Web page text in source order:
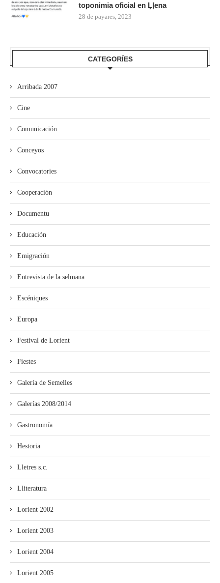
toponimia oficial en Ḷḷena
28 de payares, 2023
CATEGORÍES
Arribada 2007
Cine
Comunicación
Conceyos
Convocatories
Cooperación
Documentu
Educación
Emigración
Entrevista de la selmana
Escéniques
Europa
Festival de Lorient
Fiestes
Galería de Semelles
Galerías 2008/2014
Gastronomía
Hestoria
Lletres s.c.
Lliteratura
Lorient 2002
Lorient 2003
Lorient 2004
Lorient 2005